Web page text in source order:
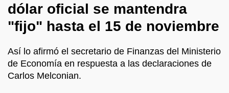
dólar oficial se mantendra
"fijo" hasta el 15 de noviembre
Así lo afirmó el secretario de Finanzas del Ministerio
de Economía en respuesta a las declaraciones de
Carlos Melconian.